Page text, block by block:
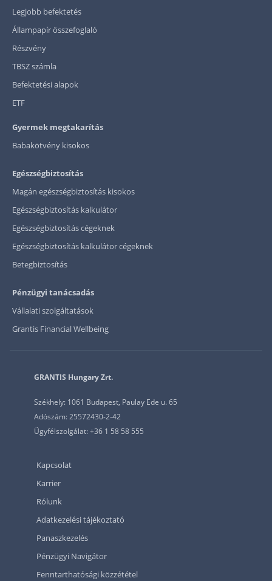
Legjobb befektetés
Állampapír összefoglaló
Részvény
TBSZ számla
Befektetési alapok
ETF
Gyermek megtakarítás
Babakötvény kisokos
Egészségbiztosítás
Magán egészségbiztosítás kisokos
Egészségbiztosítás kalkulátor
Egészségbiztosítás cégeknek
Egészségbiztosítás kalkulátor cégeknek
Betegbiztosítás
Pénzügyi tanácsadás
Vállalati szolgáltatások
Grantis Financial Wellbeing
GRANTIS Hungary Zrt.
Székhely: 1061 Budapest, Paulay Ede u. 65
Adószám: 25572430-2-42
Ügyfélszolgálat: +36 1 58 58 555
Kapcsolat
Karrier
Rólunk
Adatkezelési tájékoztató
Panaszkezelés
Pénzügyi Navigátor
Fenntarthatósági közzététel